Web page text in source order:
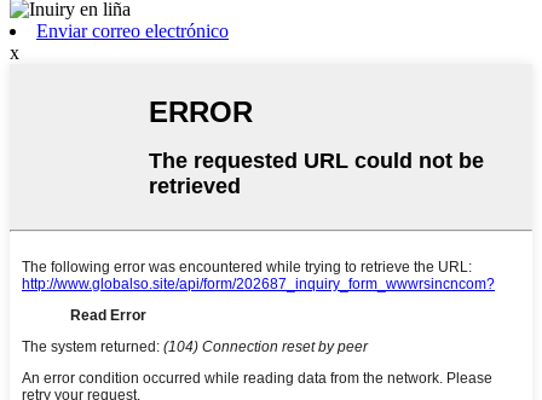
Enviar correo electrónico
x